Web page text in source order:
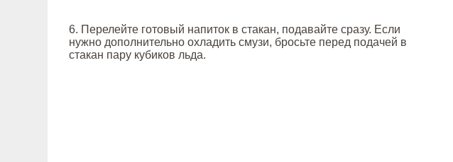
6. Перелейте готовый напиток в стакан, подавайте сразу. Если
нужно дополнительно охладить смузи, бросьте перед подачей в
стакан пару кубиков льда.